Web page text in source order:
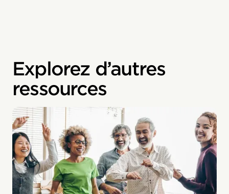
Explorez d’autres
ressources